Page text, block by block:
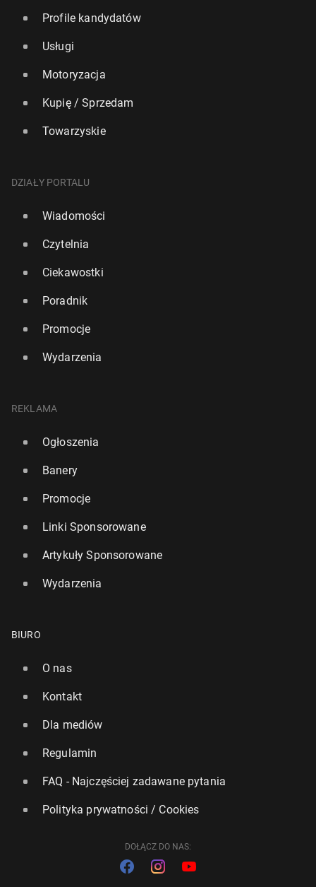
Profile kandydatów
Usługi
Motoryzacja
Kupię / Sprzedam
Towarzyskie
DZIAŁY PORTALU
Wiadomości
Czytelnia
Ciekawostki
Poradnik
Promocje
Wydarzenia
REKLAMA
Ogłoszenia
Banery
Promocje
Linki Sponsorowane
Artykuły Sponsorowane
Wydarzenia
BIURO
O nas
Kontakt
Dla mediów
Regulamin
FAQ - Najczęściej zadawane pytania
Polityka prywatności / Cookies
DOŁĄCZ DO NAS: